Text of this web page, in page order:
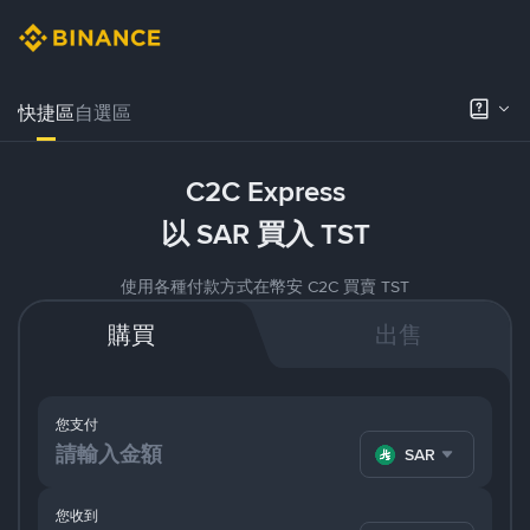
快捷區自選區
C2C Express
以 SAR 買入 TST
使用各種付款方式在幣安 C2C 買賣 TST
購買 出售
您支付
SAR
您收到